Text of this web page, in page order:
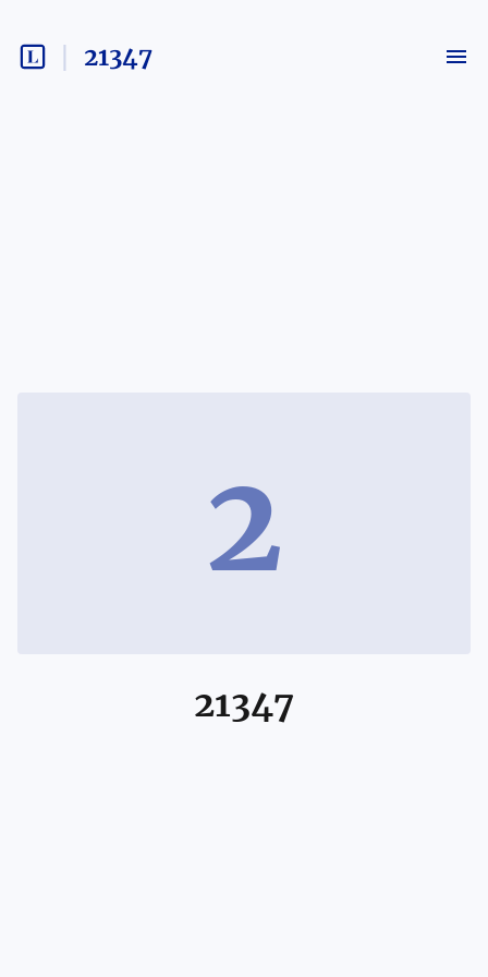
21347
2
21347